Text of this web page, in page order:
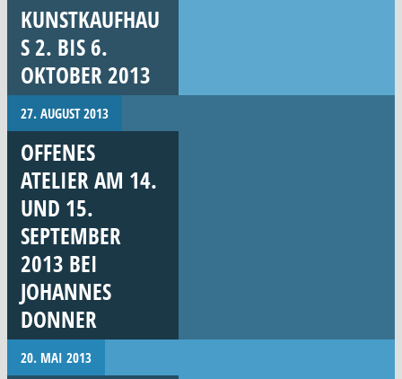
KUNSTKAUFHAU
S 2. BIS 6.
OKTOBER 2013
27. AUGUST 2013
OFFENES
ATELIER AM 14.
UND 15.
SEPTEMBER
2013 BEI
JOHANNES
DONNER
20. MAI 2013